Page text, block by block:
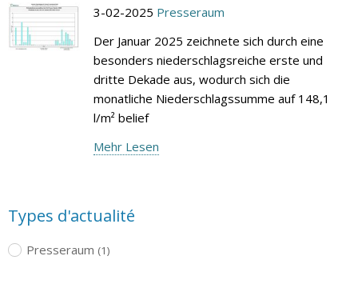
3-02-2025 Presseraum
Der Januar 2025 zeichnete sich durch eine
besonders niederschlagsreiche erste und
dritte Dekade aus, wodurch sich die
monatliche Niederschlagssumme auf 148,1
l/m² belief
Mehr Lesen
Types d'actualité
Presseraum (1)